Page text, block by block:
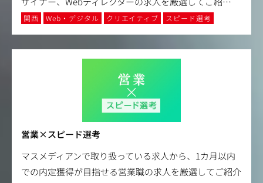
関西 Web・デジタル クリエイティブ スピード選考
営業×スピード選考
マスメディアンで取り扱っている求人から、1カ月以内
での内定獲得が目指せる営業職の求人を厳選してご紹介